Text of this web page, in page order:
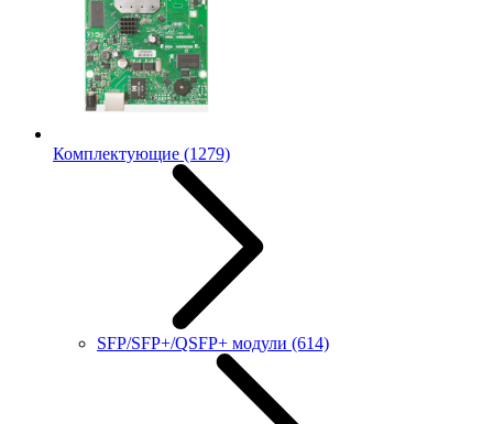
Комплектующие (1279)
SFP/SFP+/QSFP+ модули (614)